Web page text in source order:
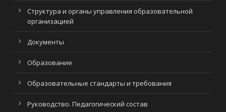
Структура и органы управления образовательной
организацией
Документы
Образование
Образовательные стандарты и требования
Руководство. Педагогический состав